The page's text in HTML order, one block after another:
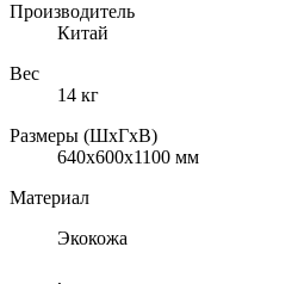
Производитель
Китай
Вес
14 кг
Размеры (ШхГхВ)
640x600x1100 мм
Материал
Экокожа
,